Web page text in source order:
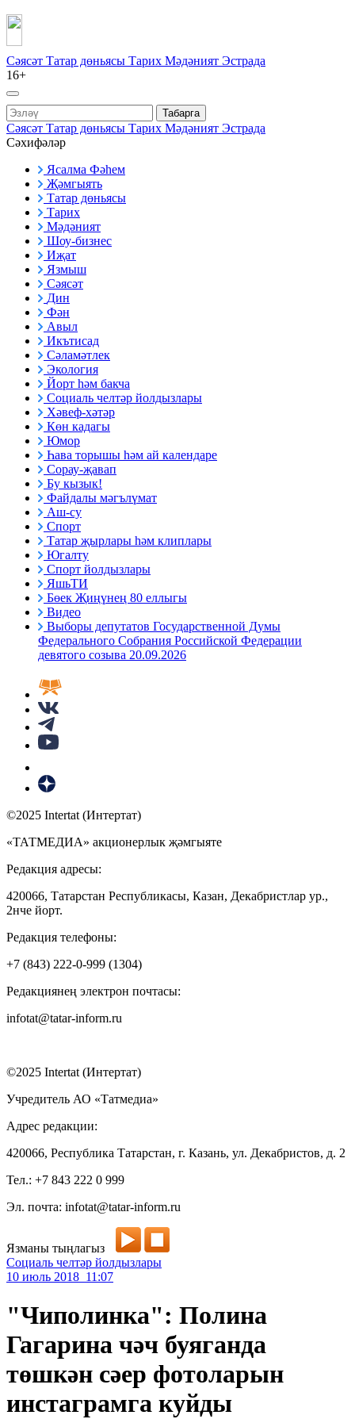
Сәясәт Татар дөньясы Тарих Мәдәният Эстрада
16+
Табарга
Сәясәт Татар дөньясы Тарих Мәдәният Эстрада
Сәхифәләр
Ясалма Фәһем
Җәмгыять
Татар дөньясы
Тарих
Мәдәният
Шоу-бизнес
Иҗат
Язмыш
Сәясәт
Дин
Фән
Авыл
Икътисад
Сәламәтлек
Экология
Йорт һәм бакча
Социаль челтәр йолдызлары
Хәвеф-хәтәр
Көн кадагы
Юмор
Һава торышы һәм ай календаре
Сорау-җавап
Бу кызык!
Файдалы мәгълүмат
Аш-су
Спорт
Татар җырлары һәм клиплары
Югалту
Спорт йолдызлары
ЯшьТИ
Бөек Җиңүнең 80 еллыгы
Видео
Выборы депутатов Государственной Думы
Федерального Собрания Российской Федерации
девятого созыва 20.09.2026
©2025 Intertat (Интертат)
«ТАТМЕДИА» акционерлык җәмгыяте
Редакция адресы:
420066, Татарстан Республикасы, Казан, Декабристлар ур.,
2нче йорт.
Редакция телефоны:
+7 (843) 222-0-999 (1304)
Редакциянең электрон почтасы:
infotat@tatar-inform.ru
©2025 Intertat (Интертат)
Учредитель АО «Татмедиа»
Адрес редакции:
420066, Республика Татарстан, г. Казань, ул. Декабристов, д. 2
Тел.: +7 843 222 0 999
Эл. почта: infotat@tatar-inform.ru
Язманы тыңлагыз
Социаль челтәр йолдызлары
10 июль 2018 11:07
"Чиполинка": Полина
Гагарина чәч буяганда
төшкән сәер фотоларын
инстаграмга куйды